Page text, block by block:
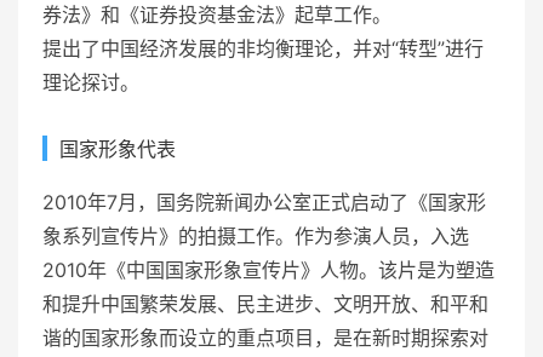
券法》和《证券投资基金法》起草工作。
提出了中国经济发展的非均衡理论，并对“转型”进行
理论探讨。
国家形象代表
2010年7月，国务院新闻办公室正式启动了《国家形
象系列宣传片》的拍摄工作。作为参演人员，入选
2010年《中国国家形象宣传片》人物。该片是为塑造
和提升中国繁荣发展、民主进步、文明开放、和平和
谐的国家形象而设立的重点项目，是在新时期探索对